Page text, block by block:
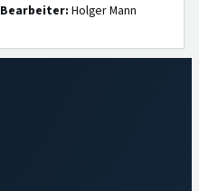
Bearbeiter: Holger Mann